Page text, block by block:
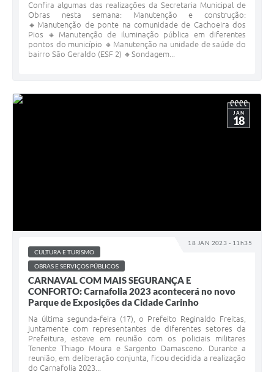
Confira algumas das realizações da Secretaria Municipal de
Obras nesta semana: Manutenção e construção:
🔸Manutenção de ponte na comunidade de Cachoeira dos
Pios 🔸Manutenção de iluminação pública em diferentes
pontos do município 🔸Manutenção na unidade de saúde do
bairro São Geraldo (ESF 2) 🔸Sondagem...
18 JAN 2023 - 11h35
JAN
18
CULTURA E TURISMO
OBRAS E SERVIÇOS PÚBLICOS
CARNAVAL COM MAIS SEGURANÇA E
CONFORTO: Carnafolia 2023 acontecerá no novo
Parque de Exposições da Cidade Carinho
Na última segunda-feira (17), o Prefeito Reginaldo Freitas,
juntamente com representantes de diferentes setores da
Prefeitura, esteve em reunião com os policiais militares
Tenente Thiago Moura e Sargento Damasceno. Durante a
reunião, em deliberação conjunta, ficou decidida a realização
do Carnafolia 2023...